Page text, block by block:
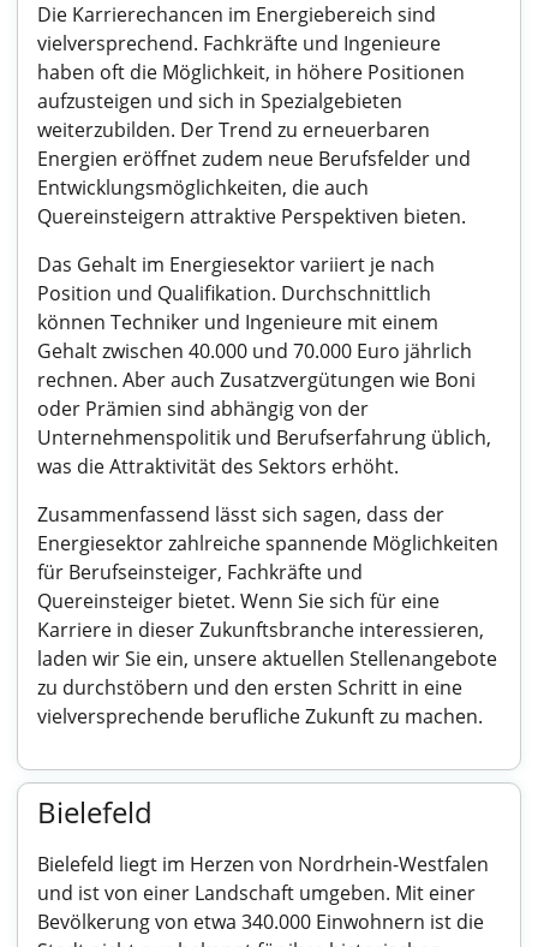
Die Karrierechancen im Energiebereich sind
vielversprechend. Fachkräfte und Ingenieure
haben oft die Möglichkeit, in höhere Positionen
aufzusteigen und sich in Spezialgebieten
weiterzubilden. Der Trend zu erneuerbaren
Energien eröffnet zudem neue Berufsfelder und
Entwicklungsmöglichkeiten, die auch
Quereinsteigern attraktive Perspektiven bieten.
Das Gehalt im Energiesektor variiert je nach
Position und Qualifikation. Durchschnittlich
können Techniker und Ingenieure mit einem
Gehalt zwischen 40.000 und 70.000 Euro jährlich
rechnen. Aber auch Zusatzvergütungen wie Boni
oder Prämien sind abhängig von der
Unternehmenspolitik und Berufserfahrung üblich,
was die Attraktivität des Sektors erhöht.
Zusammenfassend lässt sich sagen, dass der
Energiesektor zahlreiche spannende Möglichkeiten
für Berufseinsteiger, Fachkräfte und
Quereinsteiger bietet. Wenn Sie sich für eine
Karriere in dieser Zukunftsbranche interessieren,
laden wir Sie ein, unsere aktuellen Stellenangebote
zu durchstöbern und den ersten Schritt in eine
vielversprechende berufliche Zukunft zu machen.
Bielefeld
Bielefeld liegt im Herzen von Nordrhein-Westfalen
und ist von einer Landschaft umgeben. Mit einer
Bevölkerung von etwa 340.000 Einwohnern ist die